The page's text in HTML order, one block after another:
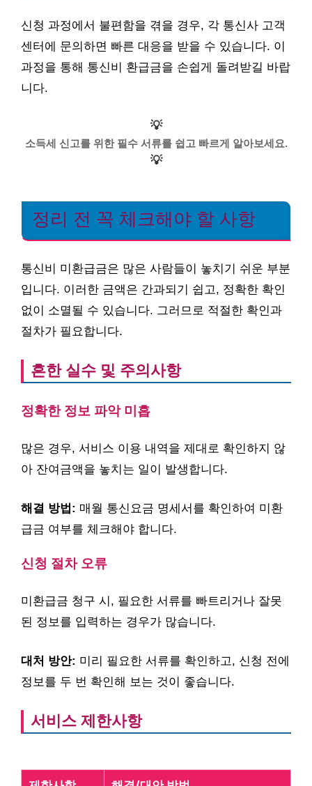
신청 과정에서 불편함을 겪을 경우, 각 통신사 고객
센터에 문의하면 빠른 대응을 받을 수 있습니다. 이
과정을 통해 통신비 환급금을 손쉽게 돌려받길 바랍
니다.
💡
소득세 신고를 위한 필수 서류를 쉽고 빠르게 알아보세요.
💡
정리 전 꼭 체크해야 할 사항
통신비 미환급금은 많은 사람들이 놓치기 쉬운 부분
입니다. 이러한 금액은 간과되기 쉽고, 정확한 확인
없이 소멸될 수 있습니다. 그러므로 적절한 확인과
절차가 필요합니다.
흔한 실수 및 주의사항
정확한 정보 파악 미흡
많은 경우, 서비스 이용 내역을 제대로 확인하지 않
아 잔여금액을 놓치는 일이 발생합니다.
해결 방법: 매월 통신요금 명세서를 확인하여 미환
급금 여부를 체크해야 합니다.
신청 절차 오류
미환급금 청구 시, 필요한 서류를 빠트리거나 잘못
된 정보를 입력하는 경우가 많습니다.
대처 방안: 미리 필요한 서류를 확인하고, 신청 전에
정보를 두 번 확인해 보는 것이 좋습니다.
서비스 제한사항